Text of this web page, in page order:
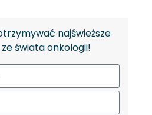
najświeższe
świata onkologii!